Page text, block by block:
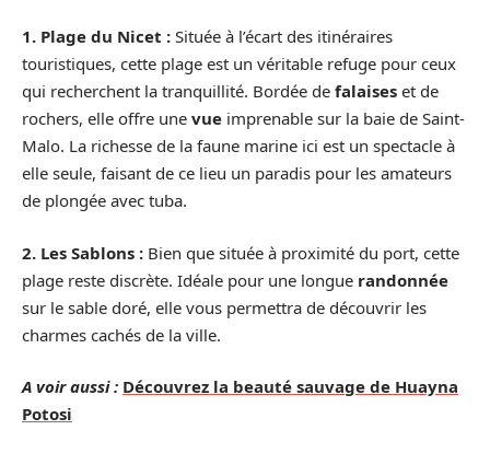
1. Plage du Nicet : Située à l’écart des itinéraires
touristiques, cette plage est un véritable refuge pour ceux
qui recherchent la tranquillité. Bordée de falaises et de
rochers, elle offre une vue imprenable sur la baie de Saint-
Malo. La richesse de la faune marine ici est un spectacle à
elle seule, faisant de ce lieu un paradis pour les amateurs
de plongée avec tuba.
2. Les Sablons : Bien que située à proximité du port, cette
plage reste discrète. Idéale pour une longue randonnée
sur le sable doré, elle vous permettra de découvrir les
charmes cachés de la ville.
A voir aussi : Découvrez la beauté sauvage de Huayna
Potosi